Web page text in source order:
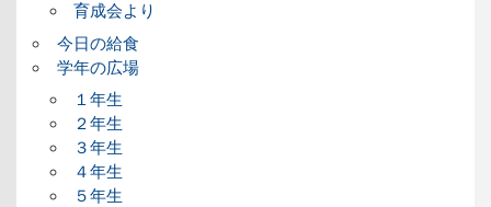
育成会より
今日の給食
学年の広場
１年生
２年生
３年生
４年生
５年生